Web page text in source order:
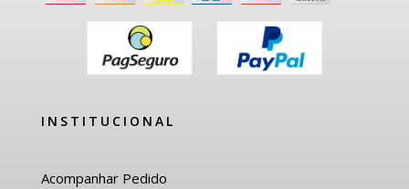
INSTITUCIONAL
Acompanhar Pedido